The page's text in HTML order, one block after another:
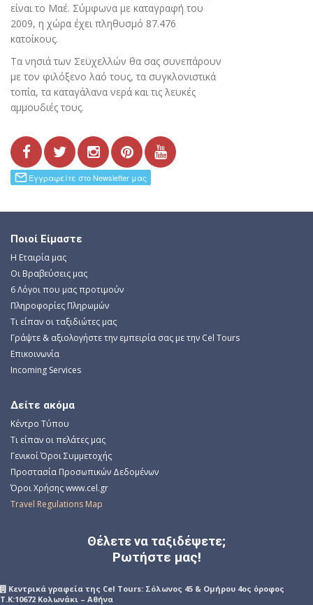
είναι το Μαέ. Σύμφωνα με καταγραφή του
2009, η χώρα έχει πληθυσμό 87.476
κατοίκους.
Τα νησιά των Σεϋχελλών θα σας συνεπάρουν
με τον φιλόξενο λαό τους, τα συγκλονιστικά
τοπία, τα καταγάλανα νερά και τις λευκές
αμμουδιές τους.
Ποιοί Είμαστε
Η Εταιρία μας
Οι Βραβεύσεις μας
6 Λόγοι που μας προτιμούν
Πληροφορίες Πληρωμών
Τι είπαν οι ταξιδιώτες μας
Γράψτε & αξιολογήστε την εμπειρία σας με την Cel Tours
Επικοινωνία
Incoming Services
Δείτε ακόμα
Κέντρο Τύπου
Τι είπαν οι πελάτες μας
Γενικοί Όροι Συμμετοχής
Προστασία Προσωπικών Δεδομένων
Όροι Χρήσης www.cel.gr
Travel Regulations Map
Θέλετε να ταξιδέψετε;
Ρωτήστε μας!
Kεντρικά γραφεία της Cel Tours: Σόλωνος 45 & Ομήρου 4ος όροφος
Τ.Κ:10672 Κολωνάκι – Αθήνα